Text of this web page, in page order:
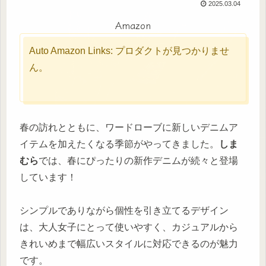
2025.03.04
Amazon
Auto Amazon Links: プロダクトが見つかりませ
ん。
春の訪れとともに、ワードローブに新しいデニムア
イテムを加えたくなる季節がやってきました。
しま
むらでは、春にぴったりの新作デニムが続々と登場
しています！
シンプルでありながら個性を引き立てるデザイン
は、大人女子にとって使いやすく、カジュアルから
きれいめまで幅広いスタイルに対応できるのが魅力
です。